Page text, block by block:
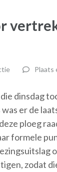
Plaats
dinsdag
was er de
ploeg
formele
zodat